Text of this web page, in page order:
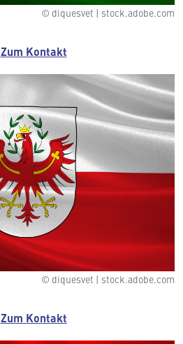
© diquesvet | stock.adobe.com
Zum Kontakt
© diquesvet | stock.adobe.com
Zum Kontakt